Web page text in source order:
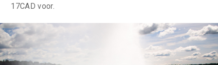
17CAD voor.